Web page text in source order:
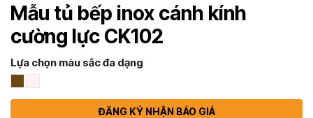
Mẫu tủ bếp inox cánh kính
cường lực CK102
Lựa chọn màu sắc đa dạng
ĐĂNG KÝ NHẬN BÁO GIÁ